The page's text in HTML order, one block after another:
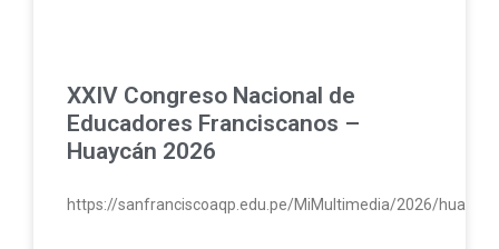
XXIV Congreso Nacional de
Educadores Franciscanos –
Huaycán 2026
https://sanfranciscoaqp.edu.pe/MiMultimedia/2026/